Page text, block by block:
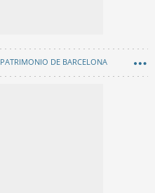
PATRIMONIO DE BARCELONA